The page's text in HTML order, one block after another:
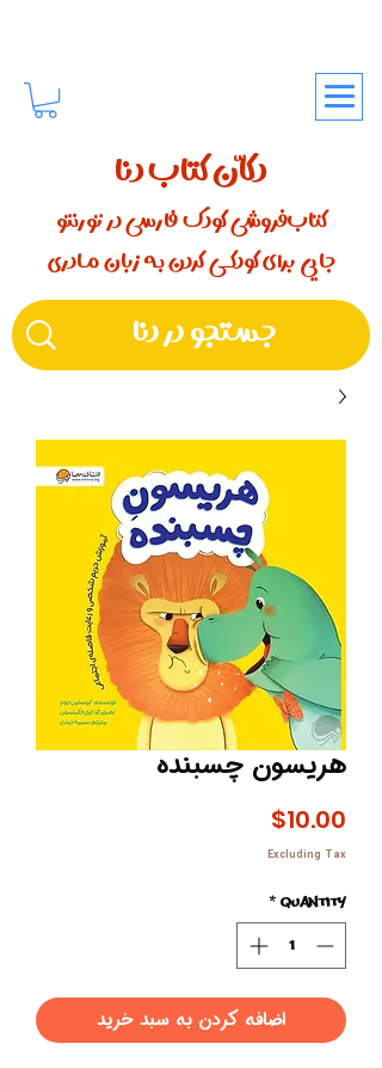
دکّان کتاب دنا
کتاب‌فروشی کودک فارسی در تورنتو
جایی برای کودکـــی کردن بـه زبان مـادری
هریسون چسبنده
$10.00
Excluding Tax
Quantity
*
اضافه کردن به سبد خرید